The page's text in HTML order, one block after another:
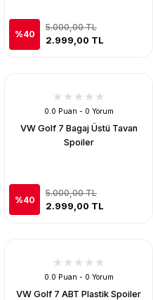
%40
5.000,00 TL
2.999,00 TL
0.0 Puan - 0 Yorum
VW Golf 7 Bagaj Üstü Tavan
Spoiler
%40
5.000,00 TL
2.999,00 TL
0.0 Puan - 0 Yorum
VW Golf 7 ABT Plastik Spoiler